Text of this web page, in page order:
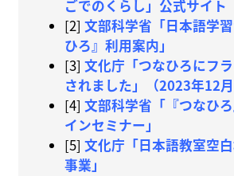
ごでのくらし」公式サイト
[2] 文部科学省「日本語学
ひろ』利用案内」
[3] 文化庁「つなひろにフ
されました」（2023年12月
[4] 文部科学省「『つなひ
インセミナー」
[5] 文化庁「日本語教室空
事業」